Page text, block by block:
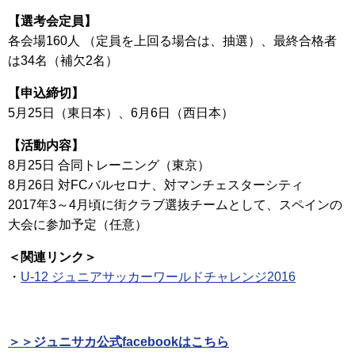
【選考会定員】
各会場160人 （定員を上回る場合は、抽選）、最終合格者
は34名（補欠2名）
【申込締切】
5月25日（東日本）、6月6日（西日本）
【活動内容】
8月25日 合同トレーニング（東京）
8月26日 対FCバルセロナ、対マンチェスターシティ
2017年3～4月頃に街クラブ選抜チームとして、スペインの
大会に参加予定（任意）
＜関連リンク＞
・ U-12 ジュニアサッカーワールドチャレンジ2016
＞＞ジュニサカ公式facebookはこちら